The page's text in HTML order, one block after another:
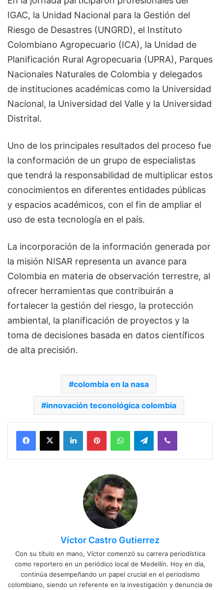
IGAC, la Unidad Nacional para la Gestión del
Riesgo de Desastres (UNGRD), el Instituto
Colombiano Agropecuario (ICA), la Unidad de
Planificación Rural Agropecuaria (UPRA), Parques
Nacionales Naturales de Colombia y delegados
de instituciones académicas como la Universidad
Nacional, la Universidad del Valle y la Universidad
Distrital.
Uno de los principales resultados del proceso fue
la conformación de un grupo de especialistas
que tendrá la responsabilidad de multiplicar estos
conocimientos en diferentes entidades públicas
y espacios académicos, con el fin de ampliar el
uso de esta tecnología en el país.
La incorporación de la información generada por
la misión NISAR representa un avance para
Colombia en materia de observación terrestre, al
ofrecer herramientas que contribuirán a
fortalecer la gestión del riesgo, la protección
ambiental, la planificación de proyectos y la
toma de decisiones basada en datos científicos
de alta precisión.
colombia en la nasa
innovación teconológica colombia
Facebook
X LinkedInPinterestWhatsAppTelegramViber
Víctor Castro Gutierrez
Con su título en mano, Víctor comenzó su carrera periodística
como reportero en un periódico local de Medellín. Hoy en día,
continúa desempeñando un papel crucial en el periodismo
colombiano, siendo un referente en la investigación y denuncia de